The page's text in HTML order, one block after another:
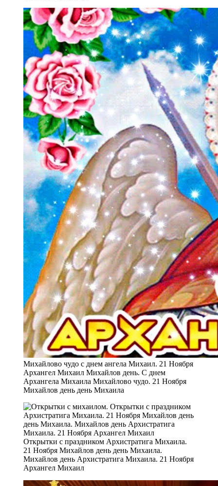
Михайлово чудо с днем ангела Михаил. 21 Ноября
Архангел Михаил Михайлов день. С днем
Архангела Михаила Михайлово чудо. 21 Ноября
Михайлов день день Михаила
Открытки с праздником Архистратига Михаила.
21 Ноября Михайлов день день Михаила.
Михайлов день Архистратига Михаила. 21 Ноября
Архангел Михаил